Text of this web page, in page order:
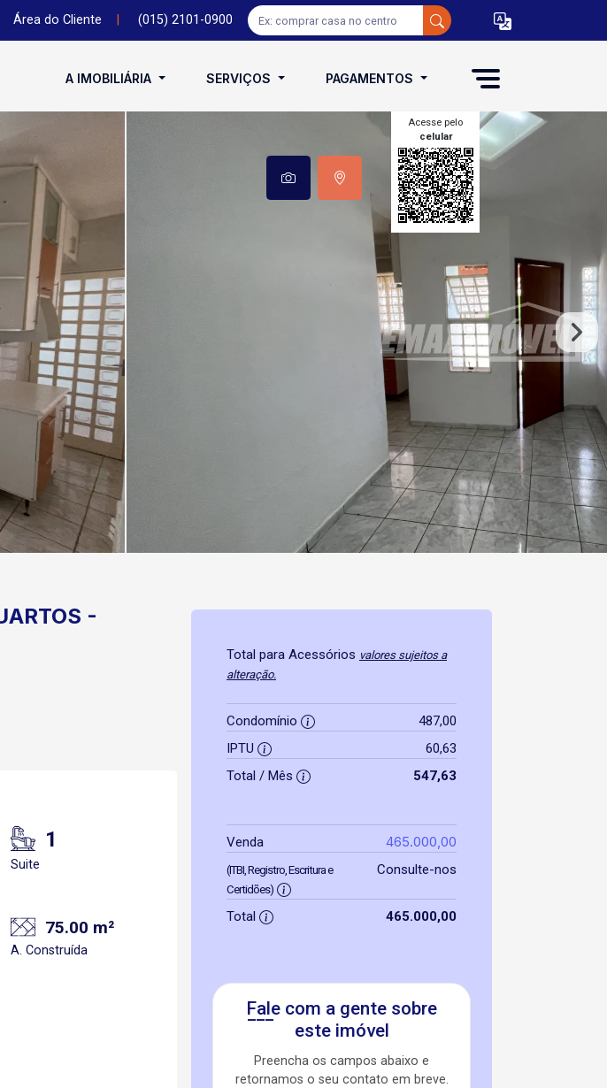
Área do Cliente (015) 2101-0900
A IMOBILIÁRIA SERVIÇOS PAGAMENTOS
Acesse pelo
celular
-
1
Suite
75.00 m²
A. Construída
Total para Acessórios valores sujeitos a
alteração.
Condomínio
487,00
IPTU
60,63
Total / Mês
547,63
Venda 465.000,00
(ITBI, Registro, Escritura e
Certidões)
Consulte-nos
Total 465.000,00
Fale com a gente sobre
este imóvel
Preencha os campos abaixo e
retornamos o seu contato em breve.